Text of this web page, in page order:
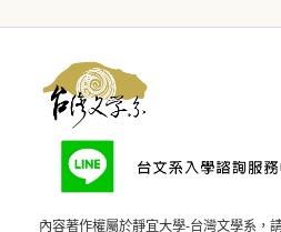
內容著作權屬於靜宜大學-台灣文學系，